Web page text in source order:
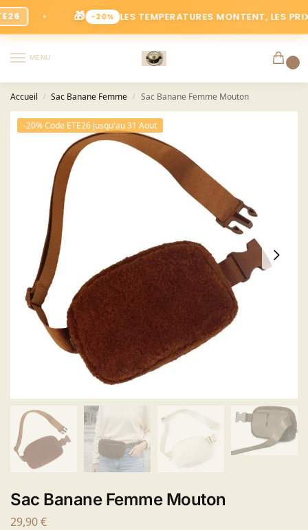
-20% LES TEMPERATURES MONTENT, LES PRIX
MENU
Accueil / Sac Banane Femme / Sac Banane Femme Mouton
-20% Code ETE26 jusqu'au 31 Aout
Sac Banane Femme Mouton
29,90€